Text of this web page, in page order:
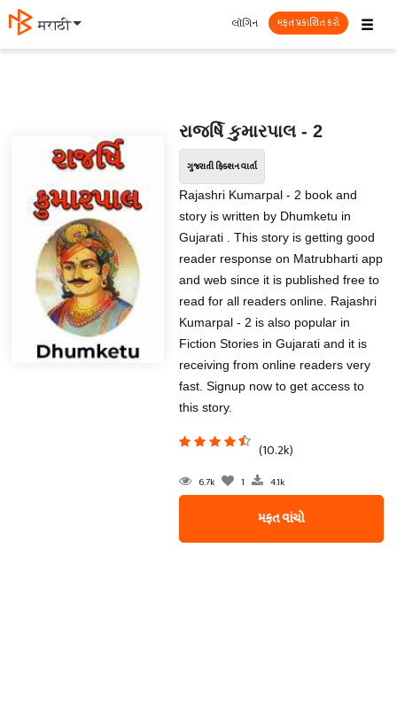
मराठी ☰
લૉગિન મફત પ્રકાશિત કરો
રાજર્ષિ કુમારપાલ - 2
ગુજરાતી ફિક્શન વાર્તા
Rajashri Kumarpal - 2 book and
story is written by Dhumketu in
Gujarati . This story is getting good
reader response on Matrubharti app
and web since it is published free to
read for all readers online. Rajashri
Kumarpal - 2 is also popular in
Fiction Stories in Gujarati and it is
receiving from online readers very
fast. Signup now to get access to
this story.
(10.2k)
6.7k 1 4.1k
મફત વાંચો